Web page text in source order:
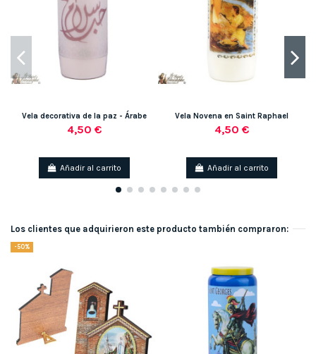
Vela decorativa de la paz - Árabe
4,50 €
Añadir al carrito
Vela Novena en Saint Raphael
4,50 €
Añadir al carrito
Los clientes que adquirieron este producto también compraron:
-50%